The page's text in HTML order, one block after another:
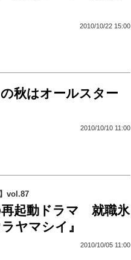
2010/10/22 15:00
秋はオールスター
2010/10/10 11:00
vol.87
再起動ドラマ 就職氷
ヤマシイ』
2010/10/05 11:00